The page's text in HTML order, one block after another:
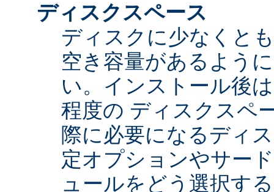
ディスクスペース
ディスクに少なくと
空き容量があるよう
い。インストール後
程度の ディスクスペ
際に必要になるディ
定オプションやサー
ュールをどう選択す